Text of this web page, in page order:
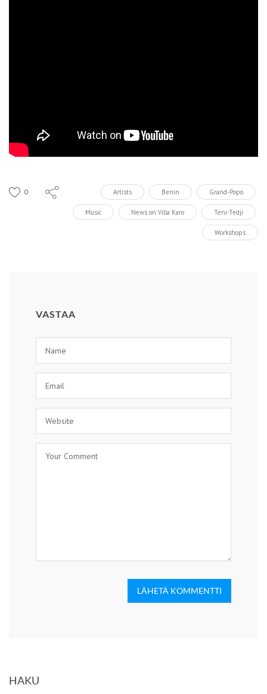
0 Artists Benin Grand-Popo
Music News on Villa Karo Teni-Tedji
Workshops
VASTAA
LÄHETÄ KOMMENTTI
HAKU